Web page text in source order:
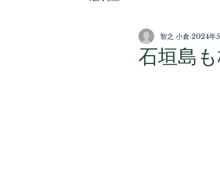
石垣島
智之 小倉 2024年